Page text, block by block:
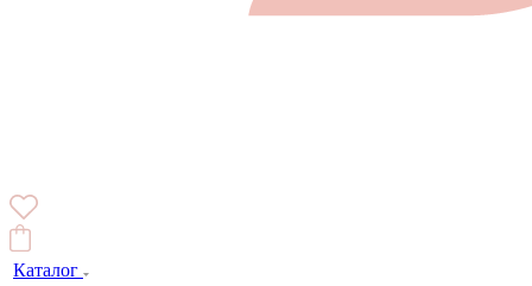
Каталог